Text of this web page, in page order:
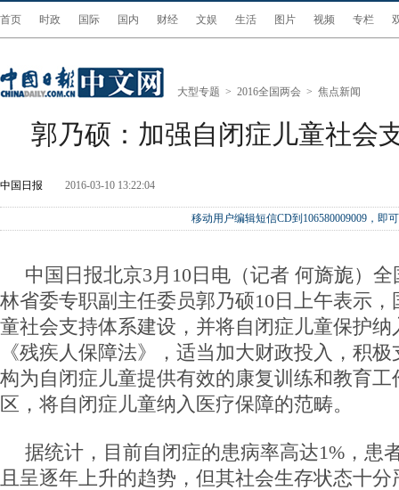
首页 时政 国际 国内 财经 文娱 生活 图片 视频 专栏
大型专题 > 2016全国两会 > 焦点新闻
郭乃硕：加强自闭症儿童社会
中国日报 2016-03-10 13:22:04
移动用户编辑短信CD到106580009009，即
中国日报北京3月10日电（记者 何旖旎）
林省委专职副主任委员郭乃硕10日上午表示
童社会支持体系建设，并将自闭症儿童保护
《残疾人保障法》，适当加大财政投入，积
构为自闭症儿童提供有效的康复训练和教育
区，将自闭症儿童纳入医疗保障的范畴。
据统计，目前自闭症的患病率高达1%，患
且呈逐年上升的趋势，但其社会生存状态十